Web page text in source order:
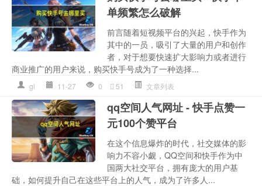
单频繁怎么破解
前言随着短视频平台的兴起，快手作为
其中的一员，吸引了大量的用户和创作
者，对于想要快速扩大影响力或者进行
商业推广的用户来说，购买快手号成为了一种选择...
gl 11-27 0 51 文章列表
qq空间人气网址 - 快手点赞一
元100个赞平台
在这个信息爆炸的时代，社交媒体的影
响力不容小觑，QQ空间和快手作为中
国两大社交平台，拥有庞大的用户基
础，如何提升自己在这些平台上的人气，成为了许多人...